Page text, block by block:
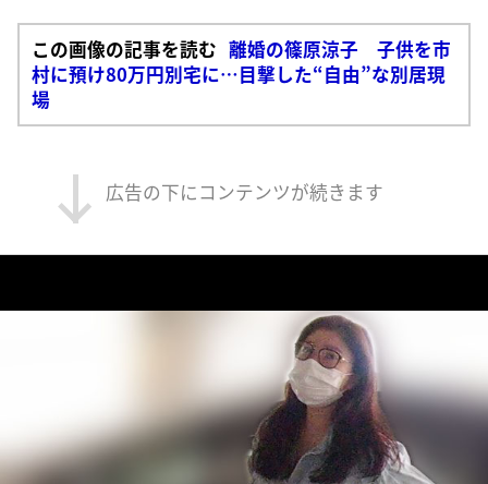
この画像の記事を読む 離婚の篠原涼子 子供を市
村に預け80万円別宅に…目撃した“自由”な別居現
場
広告の下にコンテンツが続きます